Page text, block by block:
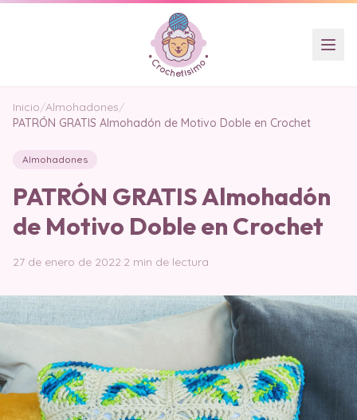
Inicio/Almohadones/
PATRÓN GRATIS Almohadón de Motivo Doble en Crochet
Almohadones
PATRÓN GRATIS Almohadón
de Motivo Doble en Crochet
27 de enero de 2022·2 min de lectura